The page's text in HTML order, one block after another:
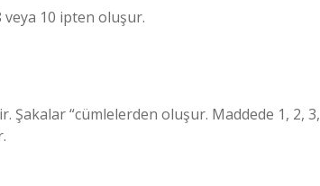
veya 10 ipten oluşur.
Şakalar “cümlelerden oluşur. Maddede 1, 2, 3,